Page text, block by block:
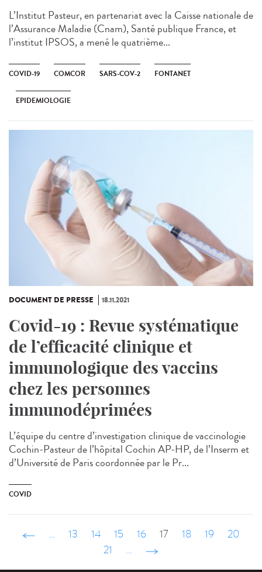
L’Institut Pasteur, en partenariat avec la Caisse nationale de
l’Assurance Maladie (Cnam), Santé publique France, et
l’institut IPSOS, a mené le quatrième...
COVID-19 COMCOR SARS-COV-2 FONTANET
EPIDEMIOLOGIE
DOCUMENT DE PRESSE 18.11.2021
Covid-19 : Revue systématique
de l’efficacité clinique et
immunologique des vaccins
chez les personnes
immunodéprimées
L’équipe du centre d’investigation clinique de vaccinologie
Cochin-Pasteur de l’hôpital Cochin AP-HP, de l’Inserm et
d’Université de Paris coordonnée par le Pr...
COVID
‹ précédent
… 13 14 15 16 17 18 19
20
21
… suivant ›